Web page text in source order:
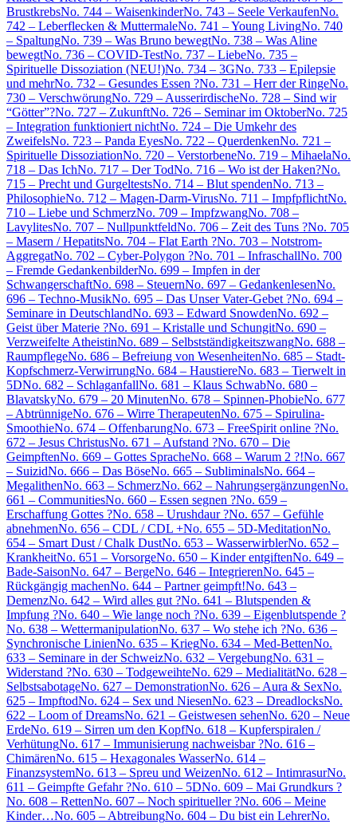
BrustkrebsNo. 744 – WaisenkinderNo. 743 – Seele VerkaufenNo.
742 – Leberflecken & MuttermaleNo. 741 – Young LivingNo. 740
– SpaltungNo. 739 – Was Bruno bewegtNo. 738 – Was Aline
bewegtNo. 736 – COVID-TestNo. 737 – LiebeNo. 735 –
Spirituelle Dissoziation (NEU!)No. 734 – 3GNo. 733 – Epilepsie
und mehrNo. 732 – Gesundes Essen ?No. 731 – Herr der RingeNo.
730 – VerschwörungNo. 729 – AusserirdischeNo. 728 – Sind wir
“Götter”?No. 727 – ZukunftNo. 726 – Seminar im OktoberNo. 725
– Integration funktioniert nichtNo. 724 – Die Umkehr des
ZweifelsNo. 723 – Panda EyesNo. 722 – QuerdenkenNo. 721 –
Spirituelle DissoziationNo. 720 – VerstorbeneNo. 719 – MihaelaNo.
718 – Das IchNo. 717 – Der TodNo. 716 – Wo ist der Haken?No.
715 – Precht und GurgeltestsNo. 714 – Blut spendenNo. 713 –
PhilosophieNo. 712 – Magen-Darm-VirusNo. 711 – ImpfpflichtNo.
710 – Liebe und SchmerzNo. 709 – ImpfzwangNo. 708 –
LavylitesNo. 707 – NullpunktfeldNo. 706 – Zeit des Tuns ?No. 705
– Masern / HepatitsNo. 704 – Flat Earth ?No. 703 – Notstrom-
AggregatNo. 702 – Cyber-Polygon ?No. 701 – InfraschallNo. 700
– Fremde GedankenbilderNo. 699 – Impfen in der
SchwangerschaftNo. 698 – SteuernNo. 697 – GedankenlesenNo.
696 – Techno-MusikNo. 695 – Das Unser Vater-Gebet ?No. 694 –
Seminare in DeutschlandNo. 693 – Edward SnowdenNo. 692 –
Geist über Materie ?No. 691 – Kristalle und SchungitNo. 690 –
Verzweifelte AtheistinNo. 689 – SelbstständigkeitszwangNo. 688 –
RaumpflegeNo. 686 – Befreiung von WesenheitenNo. 685 – Stadt-
Kopfschmerz-VerwirrungNo. 684 – HaustiereNo. 683 – Tierwelt in
5DNo. 682 – SchlaganfallNo. 681 – Klaus SchwabNo. 680 –
BlavatskyNo. 679 – 20 MinutenNo. 678 – Spinnen-PhobieNo. 677
– AbtrünnigeNo. 676 – Wirre TherapeutenNo. 675 – Spirulina-
SmoothieNo. 674 – OffenbarungNo. 673 – FreeSpirit online ?No.
672 – Jesus ChristusNo. 671 – Aufstand ?No. 670 – Die
GeimpftenNo. 669 – Gottes SpracheNo. 668 – Warum 2 ?!No. 667
– SuizidNo. 666 – Das BöseNo. 665 – SubliminalsNo. 664 –
MegalithenNo. 663 – SchmerzNo. 662 – NahrungsergänzungenNo.
661 – CommunitiesNo. 660 – Essen segnen ?No. 659 –
Erschaffung Gottes ?No. 658 – Urushdaur ?No. 657 – Gefühle
abnehmenNo. 656 – CDL / CDL +No. 655 – 5D-MeditationNo.
654 – Smart Dust / Chalk DustNo. 653 – WasserwirblerNo. 652 –
KrankheitNo. 651 – VorsorgeNo. 650 – Kinder entgiftenNo. 649 –
Bade-SaisonNo. 647 – BergeNo. 646 – IntegrierenNo. 645 –
Rückgängig machenNo. 644 – Partner geimpft!No. 643 –
DemenzNo. 642 – Wird alles gut ?No. 641 – Blutspenden &
Impfung ?No. 640 – Wie lange noch ?No. 639 – Eigenblutspende ?
No. 638 – WettermanipulationNo. 637 – Wo stehe ich ?No. 636 –
Synchronische LinienNo. 635 – KriegNo. 634 – Med-BettenNo.
633 – Seminare in der SchweizNo. 632 – VergebungNo. 631 –
Widerstand ?No. 630 – TodgeweihteNo. 629 – MedialitätNo. 628 –
SelbstsabotageNo. 627 – DemonstrationNo. 626 – Aura & SexNo.
625 – ImpftodNo. 624 – Sex und NiesenNo. 623 – DreadlocksNo.
622 – Loom of DreamsNo. 621 – Geistwesen sehenNo. 620 – Neue
ErdeNo. 619 – Sirren um den KopfNo. 618 – Kupferspiralen /
VerhütungNo. 617 – Immunisierung nachweisbar ?No. 616 –
ChimärenNo. 615 – Hexagonales WasserNo. 614 –
FinanzsystemNo. 613 – Spreu und WeizenNo. 612 – IntimrasurNo.
611 – Geimpfte Gefahr ?No. 610 – 5DNo. 609 – Mai Grundkurs ?
No. 608 – RettenNo. 607 – Noch spiritueller ?No. 606 – Meine
Kinder…No. 605 – AbtreibungNo. 604 – Du bist ein LehrerNo.